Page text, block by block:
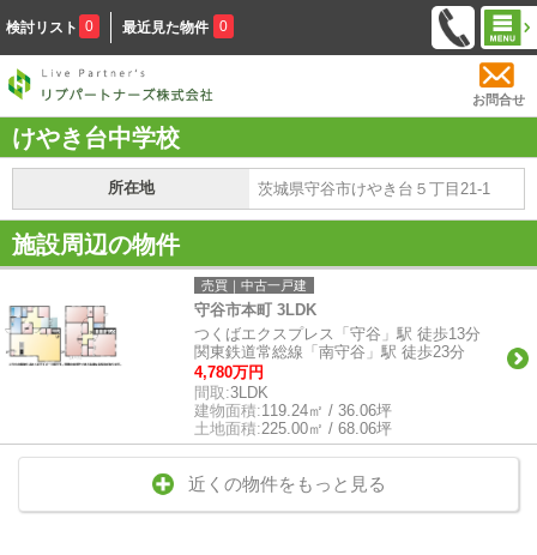
検討リスト 0 最近見た物件 0
お問合せ
けやき台中学校
所在地 茨城県守谷市けやき台５丁目21-1
施設周辺の物件
売買｜中古一戸建
守谷市本町 3LDK
つくばエクスプレス「守谷」駅 徒歩13分
関東鉄道常総線「南守谷」駅 徒歩23分
4,780万円
間取:3LDK
建物面積:119.24㎡ / 36.06坪
土地面積:225.00㎡ / 68.06坪
近くの物件をもっと見る